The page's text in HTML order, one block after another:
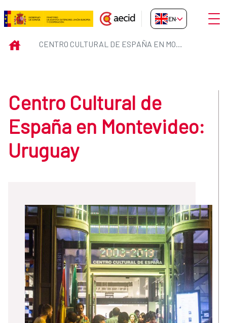
Skip to Main Content
Centro Cultural de España en
EN-GB
INICIO CENTRO CULTURAL DE ESPAÑA EN MONTEVIDEO: URUGUAY
Centro Cultural de
España en Montevideo:
Uruguay